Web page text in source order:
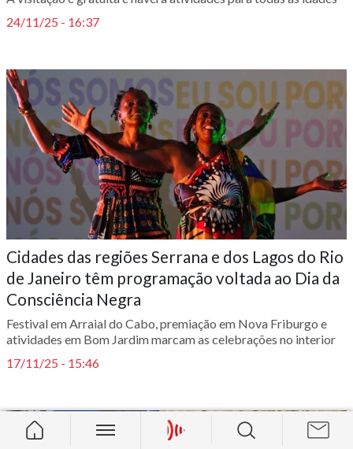
24/11/25 - 16:37
Cidades das regiões Serrana e dos Lagos do Rio
de Janeiro têm programação voltada ao Dia da
Consciência Negra
Festival em Arraial do Cabo, premiação em Nova Friburgo e
atividades em Bom Jardim marcam as celebrações no interior
17/11/25 - 15:46